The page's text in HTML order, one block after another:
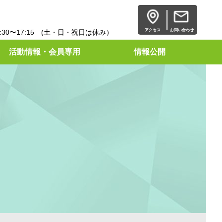
〜17:15 (土・日・祝日は休み） アクセス お問い合わせ
活動情報・会員専用 情報公開